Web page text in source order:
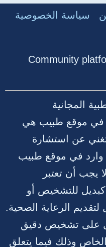
سياسة الخصوصية
Community
المجانية
في موقع طبيب هي
تغني عن استشارة
وارد في موقع طبيب
يجب أن تعتبر
كبديل للتشخيص أو
الرعاية الصحية.
على تشخيص دقيق
وذلك فيما يتعلق